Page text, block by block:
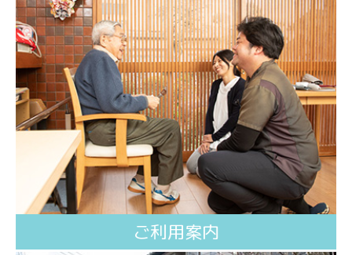
ご利用案内